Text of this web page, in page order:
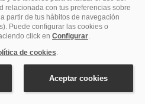
hoteles de Salamanca
hoteles de Salamanca que